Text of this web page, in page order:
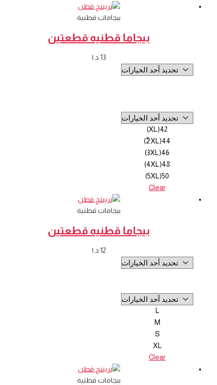
بيجامات قطنية
بيجاما قطنيه قطعتين
13 د.ا
42(XL)
44(2ْXL)
46(3XL)
48(4XL)
50(5XL)
Clear
بيجامات قطنية
بيجاما قطنيه قطعتين
12 د.ا
L
M
S
XL
Clear
بيجامات قطنية